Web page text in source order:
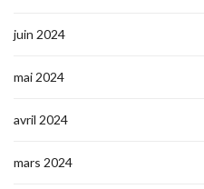
juin 2024
mai 2024
avril 2024
mars 2024